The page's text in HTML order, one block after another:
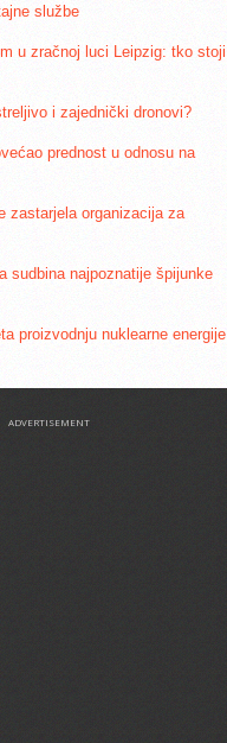
službe
u zračnoj luci Leipzig: tko stoji
i zajednički dronovi?
prednost u odnosu na
zastarjela organizacija za
sudbina najpoznatije špijunke
proizvodnju nuklearne energije
ADVERTISEMENT